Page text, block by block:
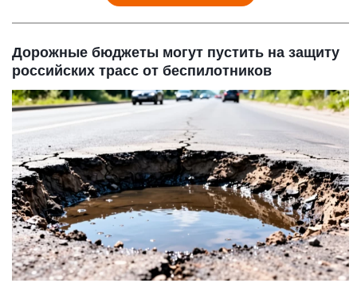
Дорожные бюджеты могут пустить на защиту
российских трасс от беспилотников